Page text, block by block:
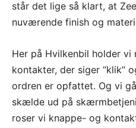
står det lige så klart, at
nuværende finish og
Her på Hvilkenbil holder vi
kontakter, der siger “klik”
ordren er opfattet. Og vi
skælde ud på
roser vi knappe- og